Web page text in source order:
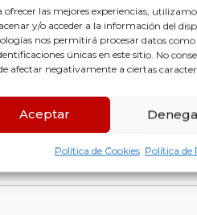
ofrecer las mejores experiencias,
y/o acceder a la información del
nos permitirá procesar datos
únicas en este sitio. No
afectar negativamente a ciertas
Aceptar
Política de Cookies Política de